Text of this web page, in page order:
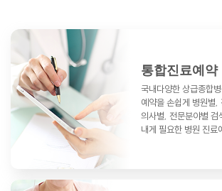
통합진료예약
국내다양한 상급종합
예약을손쉽게 병원별,
의사별, 전문분야별 검
내게 필요한 병원 진료